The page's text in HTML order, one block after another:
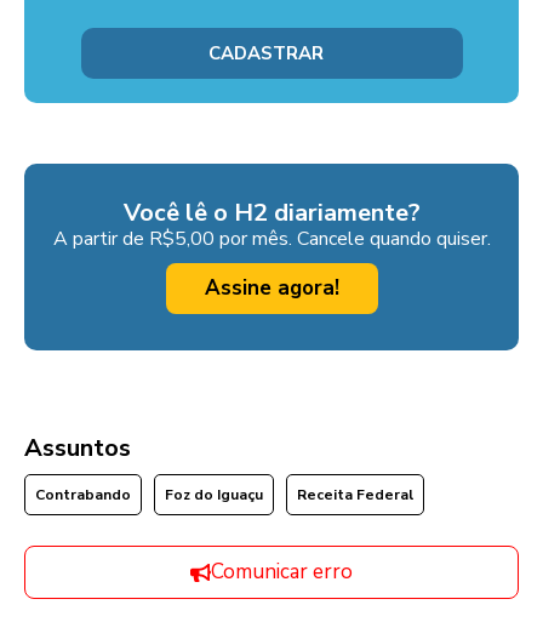
Você lê o H2 diariamente?
A partir de R$5,00 por mês. Cancele quando quiser.
Assine agora!
Assuntos
Contrabando Foz do Iguaçu Receita Federal
Comunicar erro